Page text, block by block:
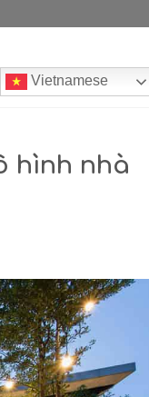
Vietnamese
hình nhà